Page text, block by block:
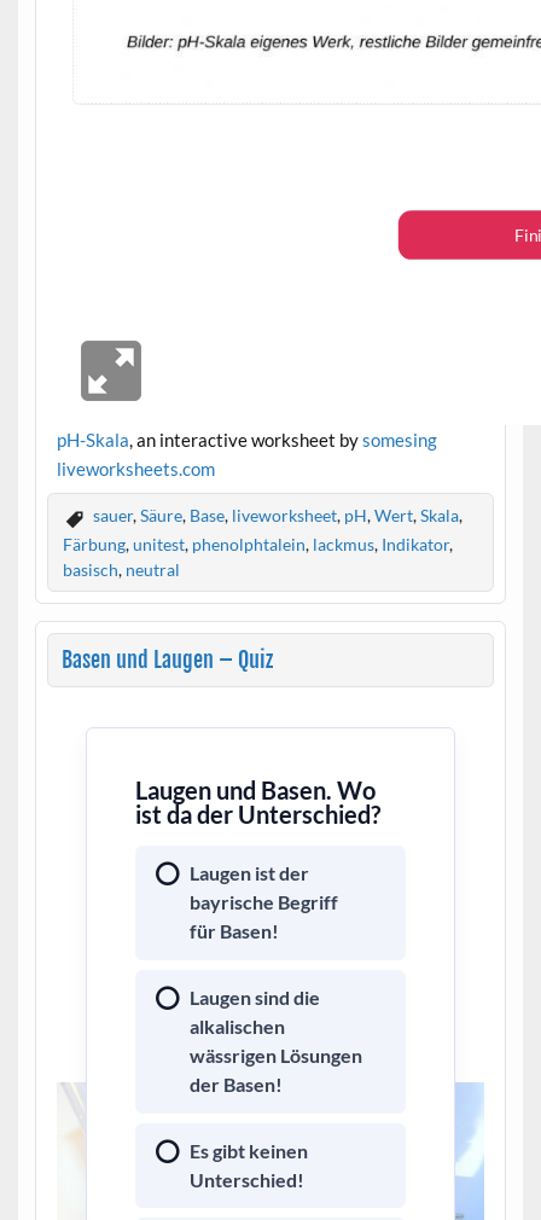
pH-Skala, an interactive worksheet bysomesing
liveworksheets.com
sauer,Säure, Base, liveworksheet, pH,Wert,Skala,
Färbung,unitest, phenolphtalein, lackmus, Indikator,
basisch, neutral
Basen und Laugen – Quiz
Laugen und Basen. Wo
ist da der Unterschied?
Laugen ist der
bayrische Begriff
für Basen!
Laugen sind die
alkalischen
wässrigen Lösungen
der Basen!
Es gibt keinen
Unterschied!